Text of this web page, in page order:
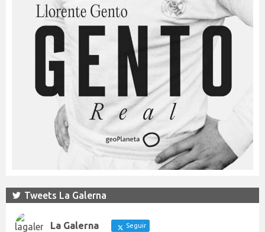
Tweets La Galerna
La Galerna Seguir